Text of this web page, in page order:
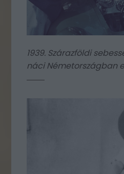
1939. Szárazföldi
náci Németországban